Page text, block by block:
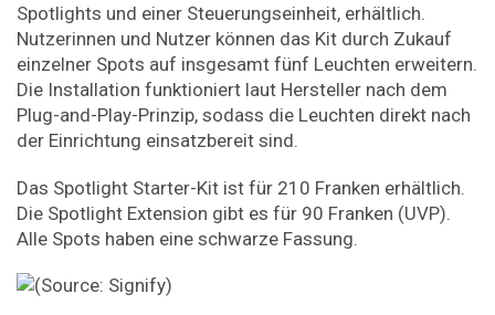
Spotlights und einer Steuerungseinheit, erhältlich.
Nutzerinnen und Nutzer können das Kit durch Zukauf
einzelner Spots auf insgesamt fünf Leuchten erweitern.
Die Installation funktioniert laut Hersteller nach dem
Plug-and-Play-Prinzip, sodass die Leuchten direkt nach
der Einrichtung einsatzbereit sind.
Das Spotlight Starter-Kit ist für 210 Franken erhältlich.
Die Spotlight Extension gibt es für 90 Franken (UVP).
Alle Spots haben eine schwarze Fassung.